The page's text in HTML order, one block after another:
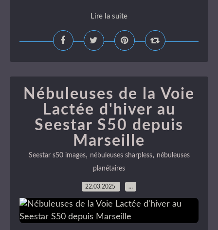
Lire la suite
Nébuleuses de la Voie
Lactée d'hiver au
Seestar S50 depuis
Marseille
Seestar s50 images, nébuleuses sharpless, nébuleuses
planétaires
22.03.2025 …